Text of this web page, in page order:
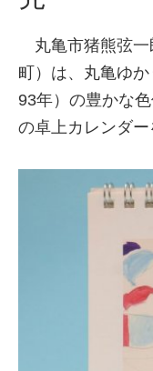
丸亀市猪熊弦一
町）は、丸亀ゆ
93年）の豊かな
の卓上カレンダー